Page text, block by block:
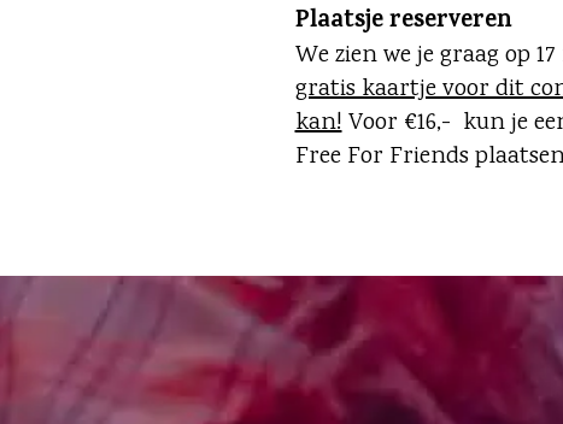
Plaatsje reserveren
We zien we je graag op
gratis kaartje voor dit
kan!Voor €16,- kun je
Free For Friends